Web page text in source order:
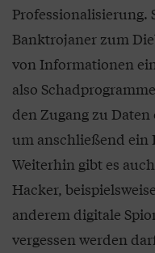
Professionalisierung.
Banktrojaner zum
von Informationen
also
den Zugang zu
um anschließend ein
Weiterhin gibt es
Hacker,
anderem digitale
vergessen werden